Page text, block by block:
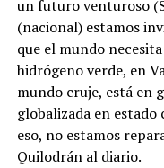
un futuro venturoso
(nacional) estamos
que el mundo
hidrógeno verde, en
mundo cruje, está en
globalizada en
eso, no estamos
Quilodrán al diario.